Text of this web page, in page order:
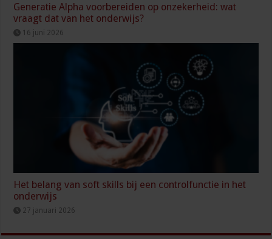
Generatie Alpha voorbereiden op onzekerheid: wat
vraagt dat van het onderwijs?
16 juni 2026
Het belang van soft skills bij een controlfunctie in het
onderwijs
27 januari 2026